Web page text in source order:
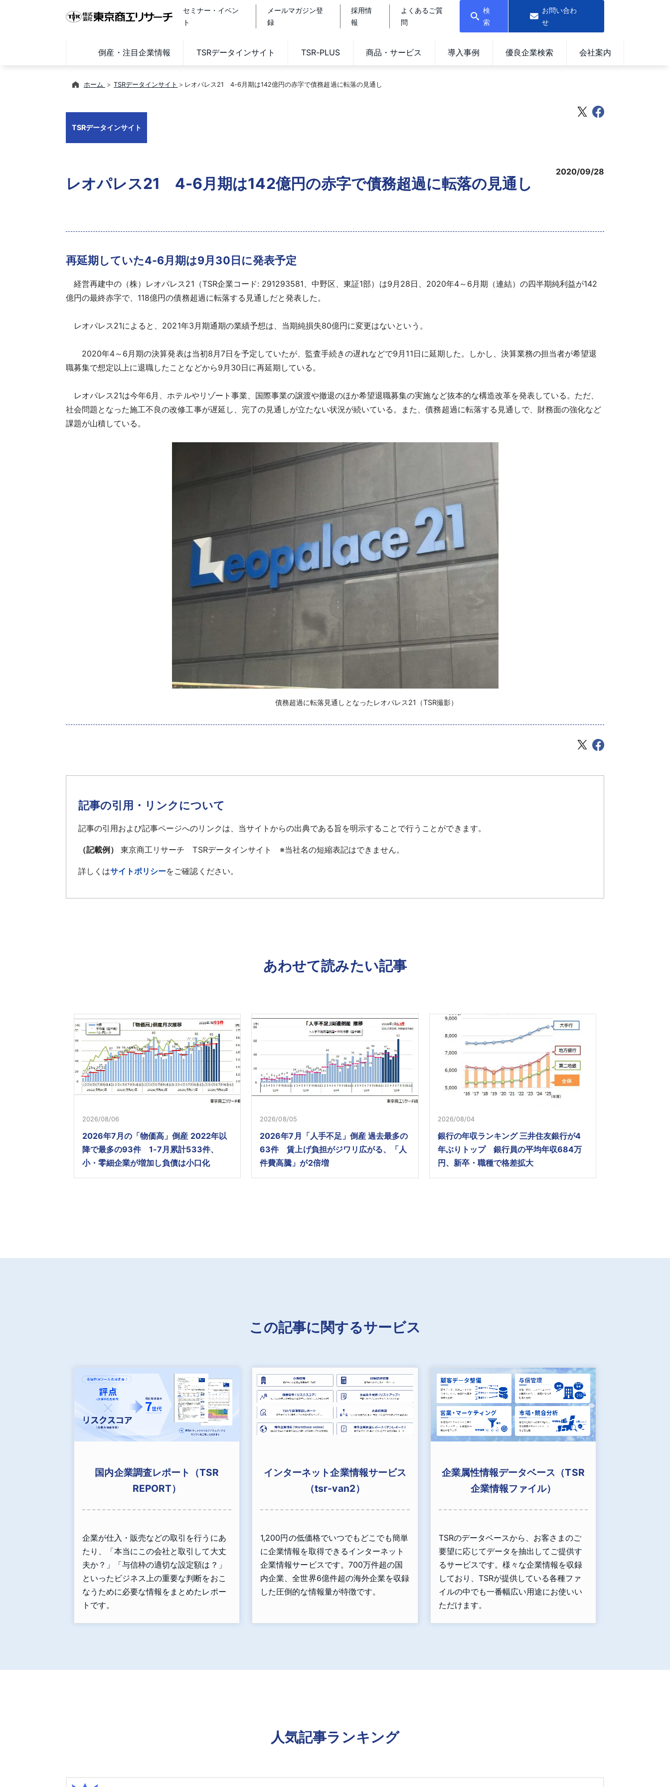
セミナー・イベン
ト
メールマガジン登
録
採用情
報
よくあるご質
問
検
索
お問い合わ
せ
倒産・注目企業情報 TSRデータインサイト TSR-PLUS 商品・サービス 導入事例 優良企業検索 会社案内
ホーム TSRデータインサイト レオパレス21 4-6月期は142億円の赤字で債務超過に転落の見通し
TSRデータインサイト
レオパレス21 4-6月期は142億円の赤字で債務超過に転落の見通し
2020/09/28
再延期していた4-6月期は9月30日に発表予定
経営再建中の（株）レオパレス21（TSR企業コード: 291293581、中野区、東証1部）は9月28日、2020年4～6月期（連結）の四半期純利益が142
億円の最終赤字で、118億円の債務超過に転落する見通しだと発表した。
レオパレス21によると、2021年3月期通期の業績予想は、当期純損失80億円に変更はないという。
2020年4～6月期の決算発表は当初8月7日を予定していたが、監査手続きの遅れなどで9月11日に延期した。しかし、決算業務の担当者が希望退
職募集で想定以上に退職したことなどから9月30日に再延期している。
レオパレス21は今年6月、ホテルやリゾート事業、国際事業の譲渡や撤退のほか希望退職募集の実施など抜本的な構造改革を発表している。ただ、
社会問題となった施工不良の改修工事が遅延し、完了の見通しが立たない状況が続いている。また、債務超過に転落する見通しで、財務面の強化など
課題が山積している。
‌ 債務超過に転落見通しとなったレオパレス21（TSR撮影）
記事の引用・リンクについて
記事の引用および記事ページへのリンクは、当サイトからの出典である旨を明示することで行うことができます。
（記載例） 東京商工リサーチ TSRデータインサイト ※当社名の短縮表記はできません。
詳しくはサイトポリシーをご確認ください。
あわせて読みたい記事
2026/08/06
2026年7月の「物価高」倒産 2022年以
降で最多の93件 1-7月累計533件、
小・零細企業が増加し負債は小口化
2026/08/05
2026年7月「人手不足」倒産 過去最多の
63件 賃上げ負担がジワリ広がる、「人
件費高騰」が2倍増
2026/08/04
銀行の年収ランキング 三井住友銀行が4
年ぶりトップ 銀行員の平均年収684万
円、新卒・職種で格差拡大
この記事に関するサービス
国内企業調査レポート（TSR
REPORT）
企業が仕入・販売などの取引を行うにあ
たり、「本当にこの会社と取引して大丈
夫か？」「与信枠の適切な設定額は？」
といったビジネス上の重要な判断をおこ
なうために必要な情報をまとめたレポー
トです。
インターネット企業情報サービス
（tsr-van2）
1,200円の低価格でいつでもどこでも簡単
に企業情報を取得できるインターネット
企業情報サービスです。700万件超の国
内企業、全世界6億件超の海外企業を収録
した圧倒的な情報量が特徴です。
企業属性情報データベース（TSR
企業情報ファイル）
TSRのデータベースから、お客さまのご
要望に応じてデータを抽出してご提供す
るサービスです。様々な企業情報を収録
しており、TSRが提供している各種ファ
イルの中でも一番幅広い用途にお使いい
ただけます。
人気記事ランキング